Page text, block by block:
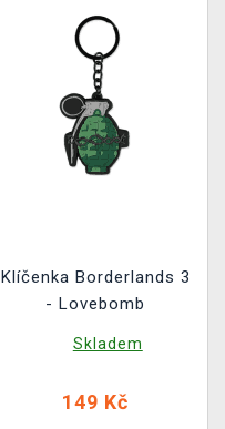
Klíčenka Borderlands 3
- Lovebomb
Skladem
149 Kč